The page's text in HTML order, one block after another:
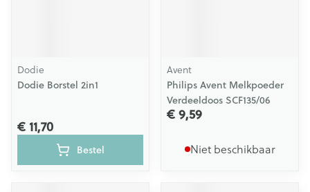
Dodie
Dodie Borstel 2in1
€ 11,70
Bestel
Avent
Philips Avent Melkpoeder
Verdeeldoos SCF135/06
€ 9,59
Niet beschikbaar